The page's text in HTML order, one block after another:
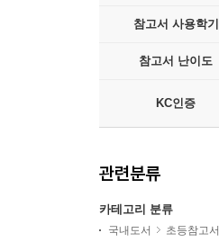
참고서 사용학기
참고서 난이도
KC인증
관련분류
카테고리 분류
국내도서 초등참고서